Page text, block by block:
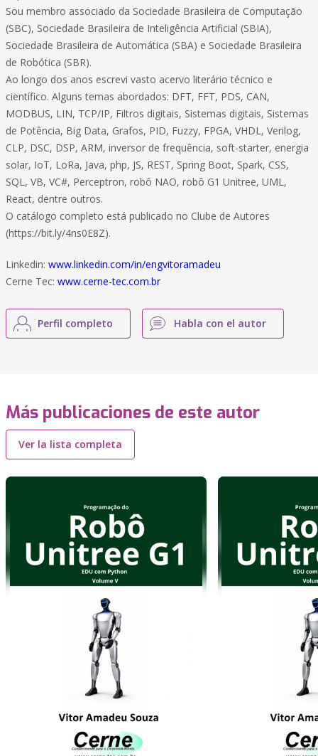
Sou membro associado da Sociedade Brasileira de Computação
(SBC), Sociedade Brasileira de Inteligência Artificial (SBIA),
Sociedade Brasileira de Automática (SBA) e Sociedade Brasileira
de Robótica (SBR).
Ao longo dos anos escrevi vasto acervo literário técnico e
científico. Alguns temas abordados: DFT, FFT, PDS, CAN,
MODBUS, LIN, TCP/IP, Filtros digitais, Sistemas digitais, Sistemas
de Potência, Big Data, Grafos, PID, Fuzzy, FPGA, VHDL, Verilog,
CLP, DSC, DSP, ARM, inversor de frequência, soft-starter, energia
solar, IoT, LoRa, Java, php, JS, REST, Spring Boot, Spark, CSS,
SQL, VB, VC#, Perceptron, robô NAO, robô G1 Unitree, UML,
React, dentre outros.
O catálogo completo está publicado no Clube de Autores
(https://bit.ly/4ns0E8Z).
Linkedin: www.linkedin.com/in/engvitoramadeu
Cerne Tec: www.cerne-tec.com.br
Perfil completo Habla con el autor
Más publicaciones de este autor
Ver la lista completa